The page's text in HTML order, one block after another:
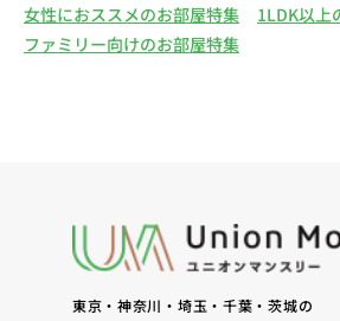
女性におススメのお部屋特集
1LDK以上
ファミリー向けのお部屋特集
東京・神奈川・埼玉・千葉・茨城の